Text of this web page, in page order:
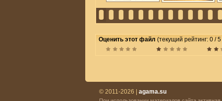
Оценить этот файл (текущий рейтинг: 0 /
© 2011-2026 | agama.su